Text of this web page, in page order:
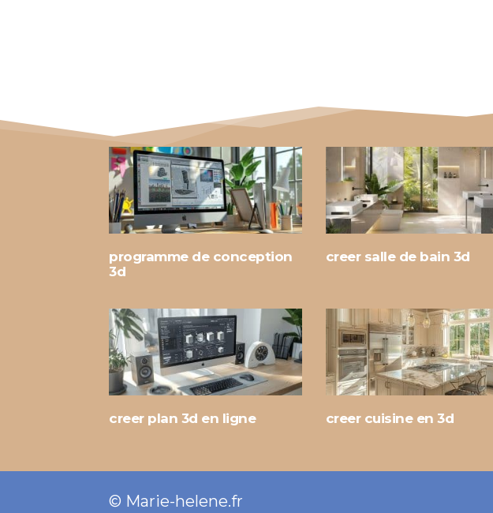
programme de conception
3d
creer salle de bain 3d
creer plan 3d en ligne creer cuisine en 3d
© Marie-helene.fr